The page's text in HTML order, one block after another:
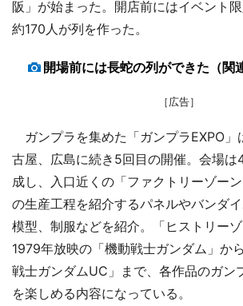
阪」が始まった。開店前にはイベント
約170人が列を作った。
開場前には長蛇の列ができた（関
［広告］
ガンプラを集めた「ガンプラEXPO」
古屋、広島に続き5回目の開催。会場は
成し、入口近くの「ファクトリーゾー
の生産工程を紹介するパネルやバンダ
模型、制服などを紹介。「ヒストリーゾ
1979年放映の「機動戦士ガンダム」か
戦士ガンダムUC」まで、各作品のガン
を楽しめる内容になっている。